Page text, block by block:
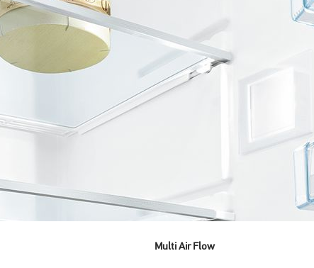
Немає в наявності
Холодильник двокамерний
Ardesto DTF-M212X143
Вбудований холодильник
Liebherr ICNd 5123
60 999
Multi Air Flow